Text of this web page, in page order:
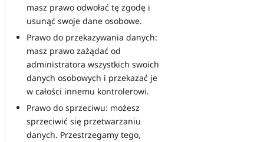
masz prawo odwołać tę zgodę i
usunąć swoje dane osobowe.
Prawo do przekazywania danych:
masz prawo zażądać od
administratora wszystkich swoich
danych osobowych i przekazać je
w całości innemu kontrolerowi.
Prawo do sprzeciwu: możesz
sprzeciwić się przetwarzaniu
danych. Przestrzegamy tego,